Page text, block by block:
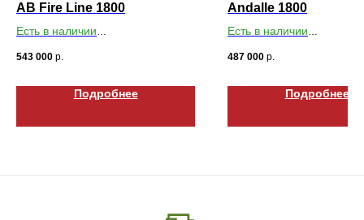
AB Fire Line 1800
Есть в наличии
543 000 р.
Подробнее
Andalle 1800
Есть в наличии
487 000 р.
Подробнее